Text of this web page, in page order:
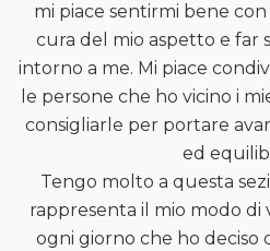
mi piace sentirmi bene
cura del mio aspetto e far
intorno a me. Mi piace
le persone che ho vicino i
consigliarle per portare
ed
Tengo molto a questa
rappresenta il mio modo di
ogni giorno che ho deciso